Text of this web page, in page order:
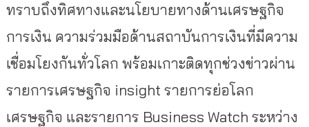
ทราบถึงทิศทางและนโยบายทางด้านเศรษฐกิจ
การเงิน ความร่วมมือด้านสถาบันการเงินที่มีความ
เชื่อมโยงกันทั่วโลก พร้อมเกาะติดทุกช่วงข่าวผ่าน
รายการเศรษฐกิจ insight รายการย่อโลก
เศรษฐกิจ และรายการ Business Watch ระหว่าง